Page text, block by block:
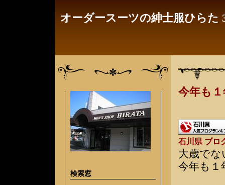
オーダースーツの紳士服ひら
検索窓
今年も
石川県 ブロ
大歳で
今年も１